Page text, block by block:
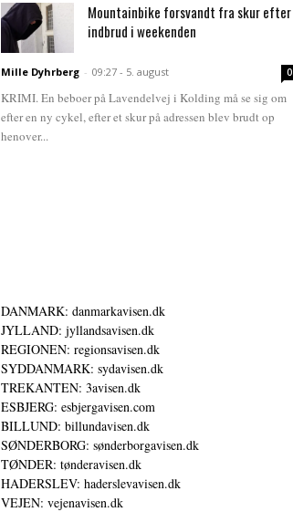
Mountainbike forsvandt fra skur efter
indbrud i weekenden
Mille Dyhrberg - 09:27 - 5. august 0
KRIMI. En beboer på Lavendelvej i Kolding må se sig om
efter en ny cykel, efter et skur på adressen blev brudt op
henover...
DANMARK: danmarkavisen.dk
JYLLAND: jyllandsavisen.dk
REGIONEN: regionsavisen.dk
SYDDANMARK: sydavisen.dk
TREKANTEN: 3avisen.dk
ESBJERG: esbjergavisen.com
BILLUND: billundavisen.dk
SØNDERBORG: sønderborgavisen.dk
TØNDER: tønderavisen.dk
HADERSLEV: haderslevavisen.dk
VEJEN: vejenavisen.dk